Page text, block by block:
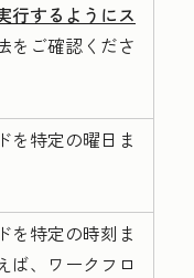
行するようにス
をご確認くださ
を特定の曜日ま
を特定の時刻ま
ば、ワークフロ